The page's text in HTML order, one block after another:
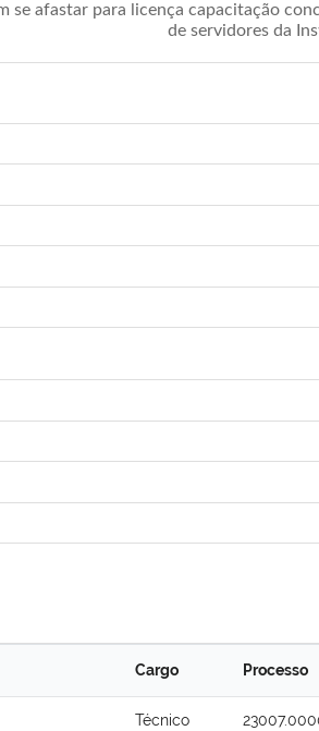
afastar para licença capacitação
de servidores da
Cargo Processo
Técnico